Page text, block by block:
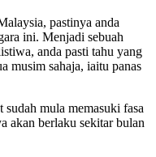
pastinya anda
ini. Menjadi sebuah
anda pasti tahu yang
musim sahaja, iaitu panas
mula memasuki fasa
akan berlaku sekitar bulan